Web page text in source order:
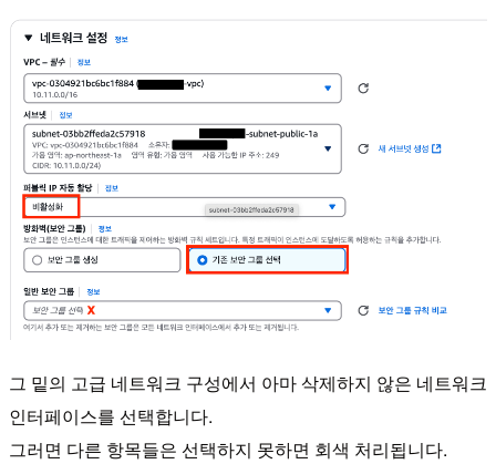
그 밑의 고급 네트워크 구성에서 아마 삭제하지 않은 네트워크
인터페이스를 선택합니다.
그러면 다른 항목들은 선택하지 못하면 회색 처리됩니다.